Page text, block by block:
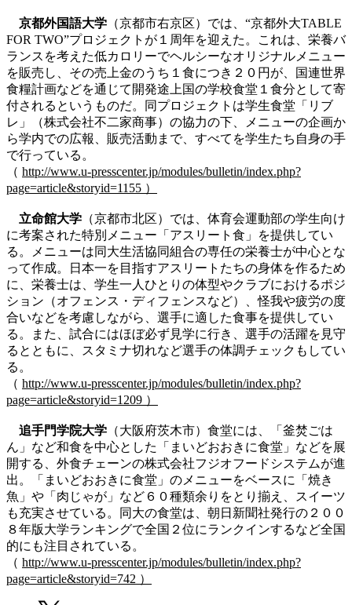
京都外国語大学 （京都市右京区）では、“京都外大TABLE
FOR TWO”プロジェクトが１周年を迎えた。これは、栄養バ
ランスを考えた低カロリーでヘルシーなオリジナルメニュー
を販売し、その売上金のうち１食につき２０円が、国連世界
食糧計画などを通じて開発途上国の学校食堂１食分として寄
付されるというものだ。同プロジェクトは学生食堂「リブ
レ」（株式会社不二家商事）の協力の下、メニューの企画か
ら学内での広報、販売活動まで、すべてを学生たち自身の手
で行っている。
（ http://www.u-presscenter.jp/modules/bulletin/index.php?
page=article&storyid=1155 ）
立命館大学 （京都市北区）では、体育会運動部の学生向け
に考案された特別メニュー「アスリート食」を提供してい
る。メニューは同大生活協同組合の専任の栄養士が中心とな
って作成。日本一を目指すアスリートたちの身体を作るため
に、栄養士は、学生一人ひとりの体型やクラブにおけるポジ
ション（オフェンス・ディフェンスなど）、怪我や疲労の度
合いなどを考慮しながら、選手に適した食事を提供してい
る。また、試合にはほぼ必ず見学に行き、選手の活躍を見守
るとともに、スタミナ切れなど選手の体調チェックもしてい
る。
（ http://www.u-presscenter.jp/modules/bulletin/index.php?
page=article&storyid=1209 ）
追手門学院大学 （大阪府茨木市）食堂には、「釜焚ごは
ん」など和食を中心とした「まいどおおきに食堂」などを展
開する、外食チェーンの株式会社フジオフードシステムが進
出。「まいどおおきに食堂」のメニューをベースに「焼き
魚」や「肉じゃが」など６０種類余りをとり揃え、スイーツ
も充実させている。同大の食堂は、朝日新聞社発行の２００
８年版大学ランキングで全国２位にランクインするなど全国
的にも注目されている。
（ http://www.u-presscenter.jp/modules/bulletin/index.php?
page=article&storyid=742 ）